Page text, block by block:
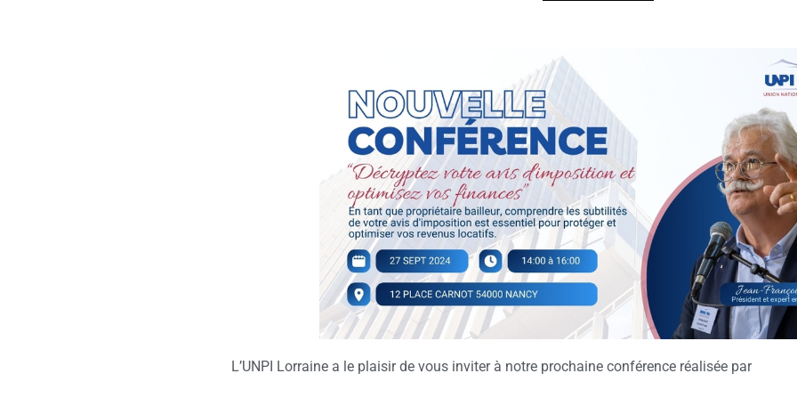
L’UNPI Lorraine a le plaisir de vous inviter à notre prochaine conférence réalisée par